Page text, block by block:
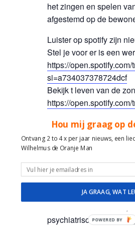
het zingen en spelen
afgestemd op de
Luister op spotify zijn
Stel je voor er is een
https://
si=a734037378724dcf
Bekijk t leven van de
https://
Maak met liedjes
Wilhelmus de Oranje Man
Muzikale reis door de
Hollandse liedjes van
Veel ervaring, plezier,
psychiatrische
Hou mij graag op
Ontvang 2 to 4 x per jaar nieuws, een
Wilhelmus de Oranje Man
JA GRAAG, WAT
POWERED BY